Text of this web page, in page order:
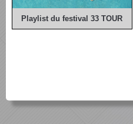
Playlist du festival 33 TOUR